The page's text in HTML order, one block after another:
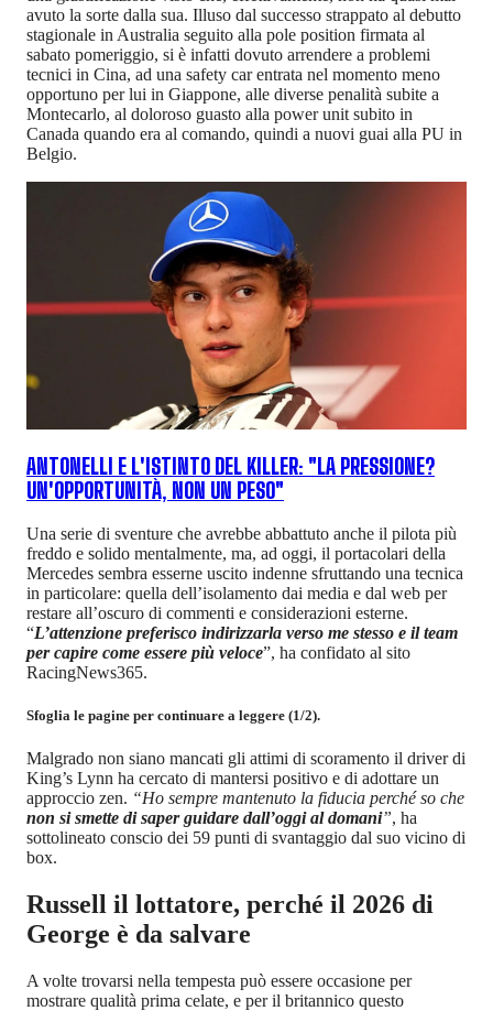
avuto la sorte dalla sua. Illuso dal successo strappato al debutto
stagionale in Australia seguito alla pole position firmata al
sabato pomeriggio, si è infatti dovuto arrendere a problemi
tecnici in Cina, ad una safety car entrata nel momento meno
opportuno per lui in Giappone, alle diverse penalità subite a
Montecarlo, al doloroso guasto alla power unit subito in
Canada quando era al comando, quindi a nuovi guai alla PU in
Belgio.
ANTONELLI E L'ISTINTO DEL KILLER: "LA PRESSIONE?
UN'OPPORTUNITÀ, NON UN PESO"
Una serie di sventure che avrebbe abbattuto anche il pilota più
freddo e solido mentalmente, ma, ad oggi, il portacolari della
Mercedes sembra esserne uscito indenne sfruttando una tecnica
in particolare: quella dell’isolamento dai media e dal web per
restare all’oscuro di commenti e considerazioni esterne.
“L’attenzione preferisco indirizzarla verso me stesso e il team
per capire come essere più veloce”, ha confidato al sito
RacingNews365.
Sfoglia le pagine per continuare a leggere (1/2).
Malgrado non siano mancati gli attimi di scoramento il driver di
King’s Lynn ha cercato di mantersi positivo e di adottare un
approccio zen. “Ho sempre mantenuto la fiducia perché so che
non si smette di saper guidare dall’oggi al domani”, ha
sottolineato conscio dei 59 punti di svantaggio dal suo vicino di
box.
Russell il lottatore, perché il 2026 di
George è da salvare
A volte trovarsi nella tempesta può essere occasione per
mostrare qualità prima celate, e per il britannico questo